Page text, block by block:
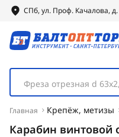
СПб, ул. Проф. Качалова,
Фреза отрезная d
Главная Крепёж, метизы
Карабин винтовой